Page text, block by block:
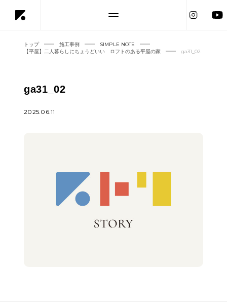
トップ 施工事例
SIMPLE NOTE
【平屋】二人暮らしにちょうどいい ロフトのある平屋の家
ga31_02
ga31_02
2025.06.11